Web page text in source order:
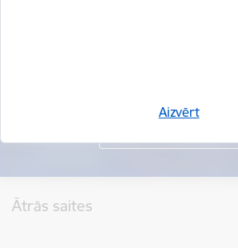
Aizvērt
Ātrās saites